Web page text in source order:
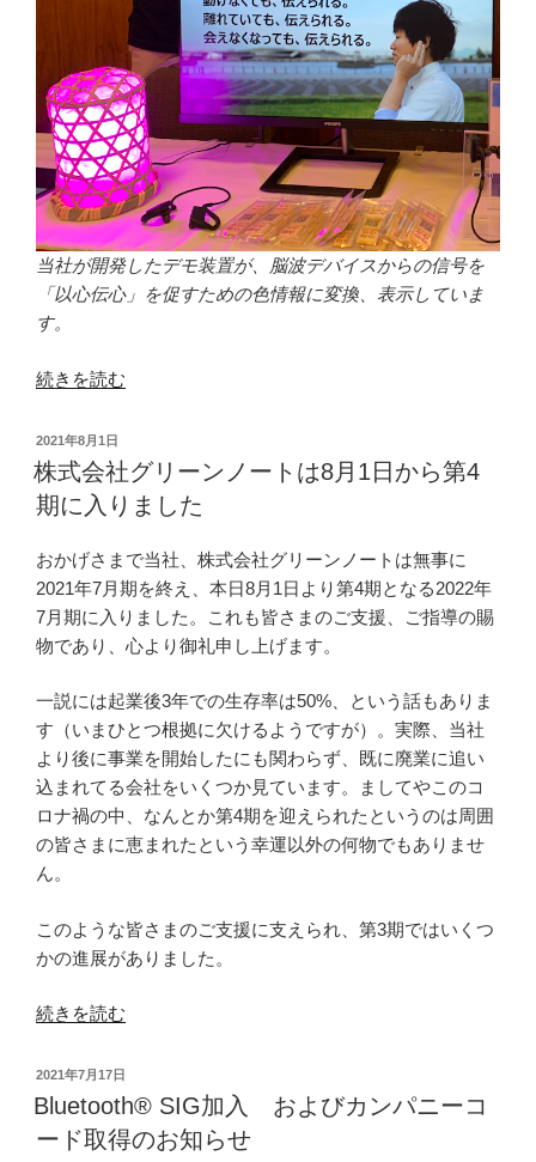
開
始
し
ま
し
た”
の
当社が開発したデモ装置が、脳波デバイスからの信号を
「以心伝心」を促すための色情報に変換、表示していま
す。
“当
開
発
の
デ
モ
装
置
が
ミ
ッ
ト
KYOTO
に
て
示
中
す！”
続きを読む
投
稿
日:
2021年8月1日
株式会社グリーンノートは8月1日から第4
期に入りました
おかげさまで当社、株式会社グリーンノートは無事に
2021年7月期を終え、本日8月1日より第4期となる2022年
7月期に入りました。これも皆さまのご支援、ご指導の賜
物であり、心より御礼申し上げます。
一説には起業後3年での生存率は50%、という話もありま
す（いまひとつ根拠に欠けるようですが）。実際、当社
より後に事業を開始したにも関わらず、既に廃業に追い
込まれてる会社をいくつか見ています。ましてやこのコ
ロナ禍の中、なんとか第4期を迎えられたというのは周囲
の皆さまに恵まれたという幸運以外の何物でもありませ
ん。
このような皆さまのご支援に支えられ、第3期ではいくつ
かの進展がありました。
“株
会
社
続きを読む
投
稿
日:
2021年7月17日
Bluetooth® SIG加入 およびカンパニーコ
ード取得のお知らせ